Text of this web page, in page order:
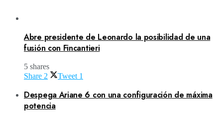
Abre presidente de Leonardo la posibilidad de una
fusión con Fincantieri
5 shares
Share 2 Tweet 1
Despega Ariane 6 con una configuración de máxima
potencia